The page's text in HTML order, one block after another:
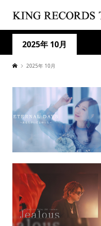
2025年 10月
2025年 10月